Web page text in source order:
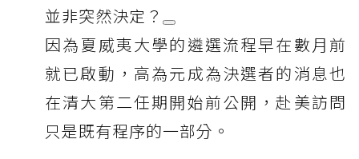
並非突然決定？
因為夏威夷大學的遴選流程早在數月前
就已啟動，高為元成為決選者的消息也
在清大第二任期開始前公開，赴美訪問
只是既有程序的一部分。